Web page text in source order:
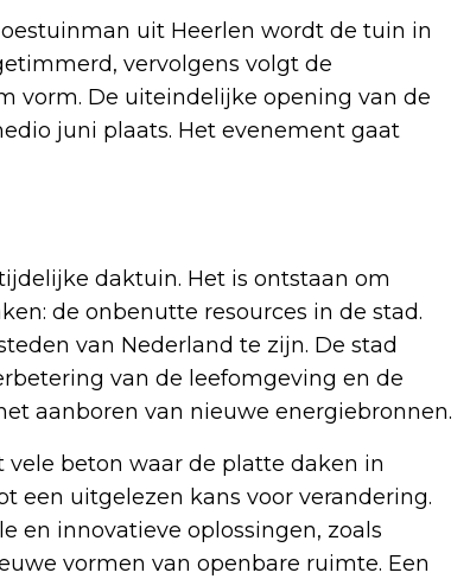
uit Heerlen wordt de tuin in
vervolgens volgt de
vorm. De uiteindelijke opening van de
juni plaats. Het evenement gaat
daktuin. Het is ontstaan om
de onbenutte resources in de stad.
van Nederland te zijn. De stad
van de leefomgeving en de
aanboren van nieuwe energiebronnen.
beton waar de platte daken in
een uitgelezen kans voor verandering.
en innovatieve oplossingen, zoals
vormen van openbare ruimte. Een